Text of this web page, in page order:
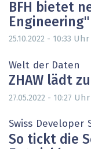
BFH bietet
25.10.2022 - 10:33 Uhr
Welt der Daten
ZHAW lädt
27.05.2022 - 10:27 Uhr
Swiss Developer
So tickt die